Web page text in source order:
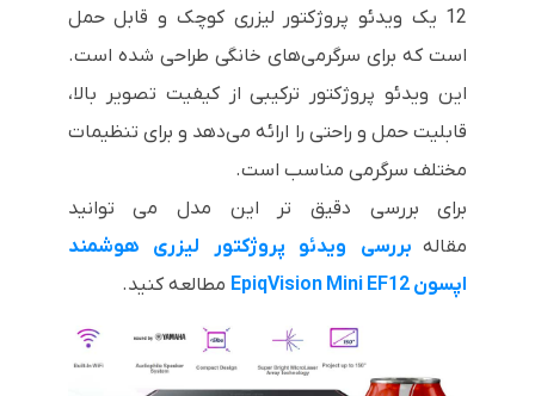
12 یک ویدئو پروژکتور لیزری کوچک و قابل حمل
است که برای سرگرمی‌های خانگی طراحی شده است.
این ویدئو پروژکتور ترکیبی از کیفیت تصویر بالا،
قابلیت حمل و راحتی را ارائه می‌دهد و برای تنظیمات
مختلف سرگرمی مناسب است.
برای بررسی دقیق تر این مدل می توانید
مقاله بررسی ویدئو پروژکتور لیزری هوشمند
اپسون EpiqVision Mini EF12
مطالعه کنید.